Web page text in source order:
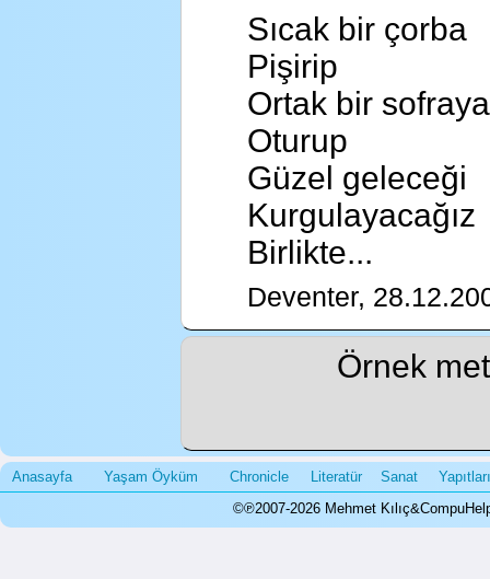
Sıcak bir çorba
Pişirip
Ortak bir sofraya
Oturup
Güzel geleceği
Kurgulayacağız
Birlikte...
Deventer,
Örnek
Anasayfa Yaşam Öyküm Chronicle Literatür Sanat
©℗2007-2026 Mehmet